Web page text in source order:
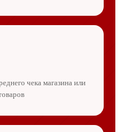
чека магазина или